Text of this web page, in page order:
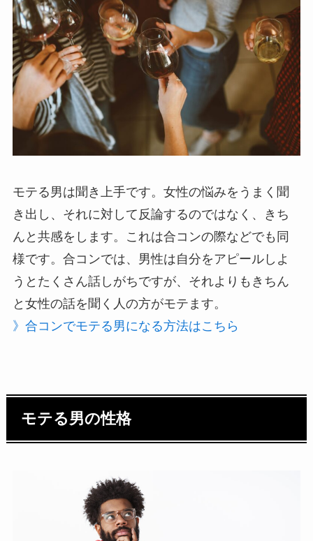
モテる男は聞き上手です。女性の悩みをうまく聞
き出し、それに対して反論するのではなく、きち
んと共感をします。これは合コンの際などでも同
様です。合コンでは、男性は自分をアピールしよ
うとたくさん話しがちですが、それよりもきちん
と女性の話を聞く人の方がモテます。
》合コンでモテる男になる方法はこちら
モテる男の性格